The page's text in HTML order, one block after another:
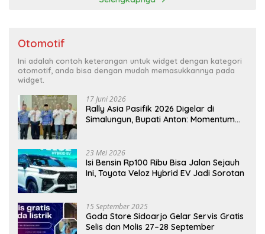
Otomotif
Ini adalah contoh keterangan untuk widget dengan kategori
otomotif, anda bisa dengan mudah memasukkannya pada
widget.
17 Juni 2026
Rally Asia Pasifik 2026 Digelar di
Simalungun, Bupati Anton: Momentum
23 Mei 2026
Isi Bensin Rp100 Ribu Bisa Jalan Sejauh
Ini, Toyota Veloz Hybrid EV Jadi Sorotan
15 September 2025
Goda Store Sidoarjo Gelar Servis Gratis
Selis dan Molis 27–28 September